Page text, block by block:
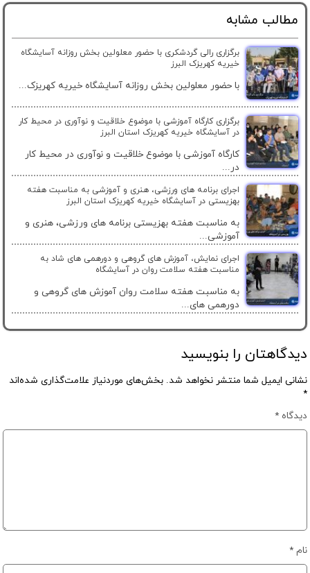
مطالب مشابه
برگزاری رالی گردشکری با حضور معلولین بخش روزانه آسایشگاه
خیریه کهریزک البرز
با حضور معلولین بخش روزانه آسایشگاه خیریه کهریزک...
برگزاری کارگاه آموزشی با موضوع خلاقیت و نوآوری در محیط کار
در آسایشگاه خیریه کهریزک استان البرز
کارگاه آموزشی با موضوع خلاقیت و نوآوری در محیط کار
در...
اجرای برنامه های ورزشی، هنری و آموزشی به مناسبت هفته
بهزیستی در آسایشگاه خیریه کهریزک استان البرز
به مناسبت هفته بهزیستی برنامه های ورزشی، هنری و
آموزشی...
اجرای نمایش، آموزش های گروهی و دورهمی های شاد به
مناسبت هفته سلامت روان در آسایشگاه
به مناسبت هفته سلامت روان آموزش های گروهی و
دورهمی های...
دیدگاهتان را بنویسید
نشانی ایمیل شما منتشر نخواهد شد. بخش‌های موردنیاز علامت‌گذاری شده‌اند
*
دیدگاه*
نام*